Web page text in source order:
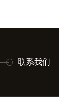
联系我们